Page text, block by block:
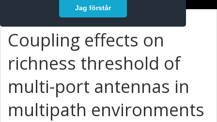
Jag förstår
Coupling effects on
richness threshold of
multi-port antennas in
multipath environments